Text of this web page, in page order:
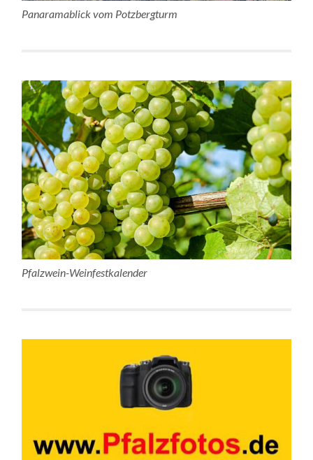
Panaramablick vom Potzbergturm
Pfalzwein-Weinfestkalender